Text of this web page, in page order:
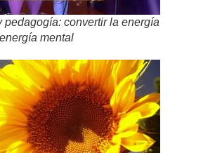
pedagogía: convertir la energía
mental